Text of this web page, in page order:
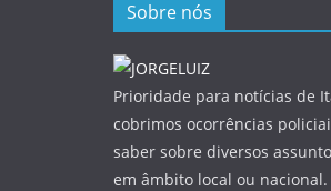
Sobre nós
Prioridade para notícias de
cobrimos ocorrências
saber sobre diversos
em âmbito local ou